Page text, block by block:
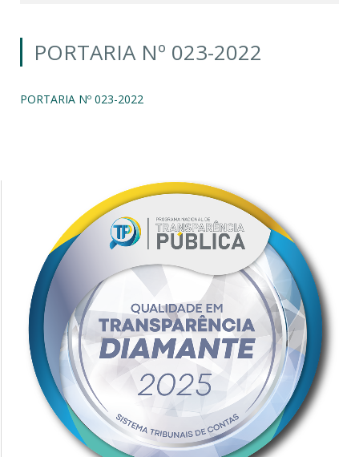
PORTARIA Nº 023-2022
PORTARIA Nº 023-2022